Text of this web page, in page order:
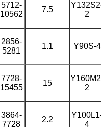
5712-
10562
7.5
2
2856-
5281
1.1 Y90S-4
7728-
15455
15
2
3864-
7728
2.2
4